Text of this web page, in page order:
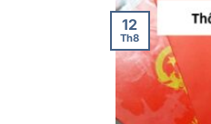
12
Th8